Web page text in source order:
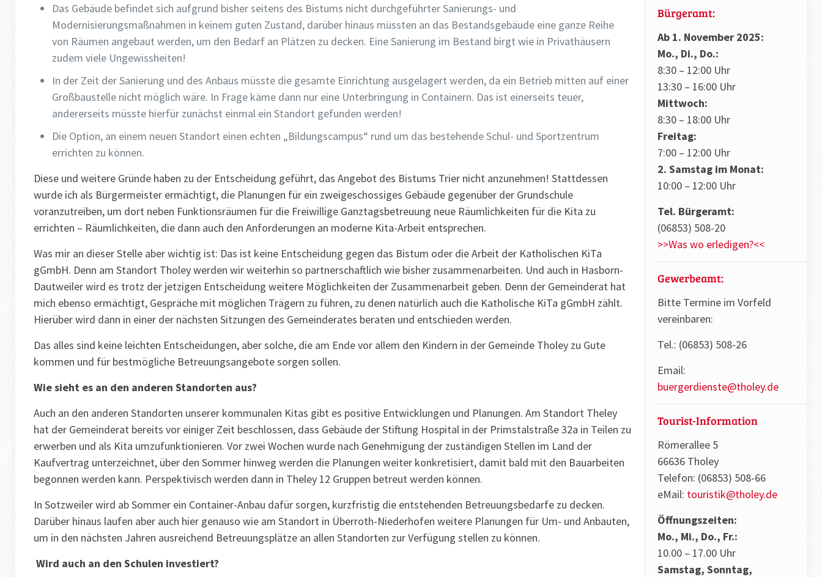
Das Gebäude befindet sich aufgrund bisher seitens des Bistums nicht durchgeführter Sanierungs- und
Modernisierungsmaßnahmen in keinem guten Zustand, darüber hinaus müssten an das Bestandsgebäude eine ganze Reihe
von Räumen angebaut werden, um den Bedarf an Plätzen zu decken. Eine Sanierung im Bestand birgt wie in Privathäusern
zudem viele Ungewissheiten!
In der Zeit der Sanierung und des Anbaus müsste die gesamte Einrichtung ausgelagert werden, da ein Betrieb mitten auf einer
Großbaustelle nicht möglich wäre. In Frage käme dann nur eine Unterbringung in Containern. Das ist einerseits teuer,
andererseits müsste hierfür zunächst einmal ein Standort gefunden werden!
Die Option, an einem neuen Standort einen echten „Bildungscampus“ rund um das bestehende Schul- und Sportzentrum
errichten zu können.
Diese und weitere Gründe haben zu der Entscheidung geführt, das Angebot des Bistums Trier nicht anzunehmen! Stattdessen
wurde ich als Bürgermeister ermächtigt, die Planungen für ein zweigeschossiges Gebäude gegenüber der Grundschule
voranzutreiben, um dort neben Funktionsräumen für die Freiwillige Ganztagsbetreuung neue Räumlichkeiten für die Kita zu
errichten – Räumlichkeiten, die dann auch den Anforderungen an moderne Kita-Arbeit entsprechen.
Was mir an dieser Stelle aber wichtig ist: Das ist keine Entscheidung gegen das Bistum oder die Arbeit der Katholischen KiTa
gGmbH. Denn am Standort Tholey werden wir weiterhin so partnerschaftlich wie bisher zusammenarbeiten. Und auch in Hasborn-
Dautweiler wird es trotz der jetzigen Entscheidung weitere Möglichkeiten der Zusammenarbeit geben. Denn der Gemeinderat hat
mich ebenso ermächtigt, Gespräche mit möglichen Trägern zu führen, zu denen natürlich auch die Katholische KiTa gGmbH zählt.
Hierüber wird dann in einer der nächsten Sitzungen des Gemeinderates beraten und entschieden werden.
Das alles sind keine leichten Entscheidungen, aber solche, die am Ende vor allem den Kindern in der Gemeinde Tholey zu Gute
kommen und für bestmögliche Betreuungsangebote sorgen sollen.
Wie sieht es an den anderen Standorten aus?
Auch an den anderen Standorten unserer kommunalen Kitas gibt es positive Entwicklungen und Planungen. Am Standort Theley
hat der Gemeinderat bereits vor einiger Zeit beschlossen, dass Gebäude der Stiftung Hospital in der Primstalstraße 32a in Teilen zu
erwerben und als Kita umzufunktionieren. Vor zwei Wochen wurde nach Genehmigung der zuständigen Stellen im Land der
Kaufvertrag unterzeichnet, über den Sommer hinweg werden die Planungen weiter konkretisiert, damit bald mit den Bauarbeiten
begonnen werden kann. Perspektivisch werden dann in Theley 12 Gruppen betreut werden können.
In Sotzweiler wird ab Sommer ein Container-Anbau dafür sorgen, kurzfristig die entstehenden Betreuungsbedarfe zu decken.
Darüber hinaus laufen aber auch hier genauso wie am Standort in Überroth-Niederhofen weitere Planungen für Um- und Anbauten,
um in den nächsten Jahren ausreichend Betreuungsplätze an allen Standorten zur Verfügung stellen zu können.
Wird auch an den Schulen investiert?
Bürgeramt:
Ab 1. November 2025:
Mo., Di., Do.:
8:30 – 12:00 Uhr
13:30 – 16:00 Uhr
Mittwoch:
8:30 – 18:00 Uhr
Freitag:
7:00 – 12:00 Uhr
2. Samstag im Monat:
10:00 – 12:00 Uhr
Tel. Bürgeramt:
(06853) 508-20
>>Was wo erledigen?<<
Gewerbeamt:
Bitte Termine im Vorfeld
vereinbaren:
Tel.: (06853) 508-26
Email:
buergerdienste@tholey.de
Tourist-Information
Römerallee 5
66636 Tholey
Telefon: (06853) 508-66
eMail: touristik@tholey.de
Öffnungszeiten:
Mo., Mi., Do., Fr.:
10.00 – 17.00 Uhr
Samstag, Sonntag,